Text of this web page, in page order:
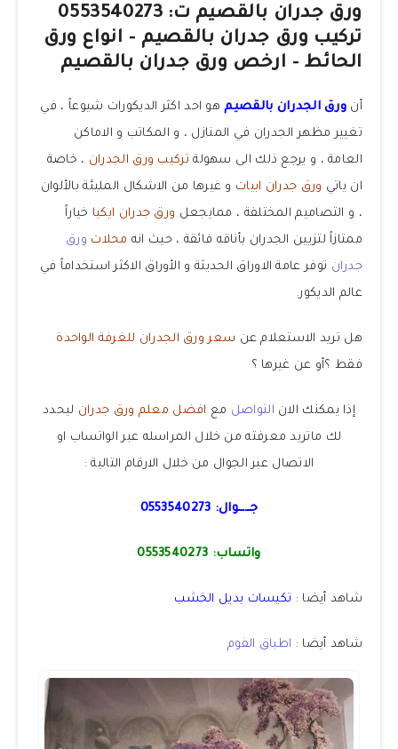
ورق جدران بالقصيم ت: 0553540273
تركيب ورق جدران بالقصيم – انواع ورق
الحائط – ارخص ورق جدران بالقصيم
أن ورق الجدران بالقصيمهو احد اكثر الديكورات شيوعاً ، في
تغيير مظهر الجدران في المنازل ، و المكاتب و الاماكن
العامة ، و يرجع ذلك الى سهولةتركيب ورق الجدران ، خاصة
ان ياتي ورق جدران ابيات و غيرها من الاشكال المليئة بالألوان
، و التصاميم المختلفة ، ممايجعل ورق جدران ايكيا خياراً
ممتازاً لتزيين الجدران بأناقه فائقة ، حيث انه محلات ورق
جدران توفر عامة الاوراق الحديثة و الأوراق الاكثر استخداماً في
عالم الديكور.
هل تريد الاستعلام عن سعر ورق الجدران للغرفة الواحدة
فقط ؟أو عن غيرها ؟
إذا يمكنك الان التواصل مع افضل معلم ورق جدران ليحدد
لك ماتريد معرفته من خلال المراسله عبر الواتساب او
الاتصال عبر الجوال من خلال الارقام التالية :
جــــوال: 0553540273
واتساب: 0553540273
شاهد أيضا : تكيسات بديل الخشب
شاهد أيضا : اطباق الفوم